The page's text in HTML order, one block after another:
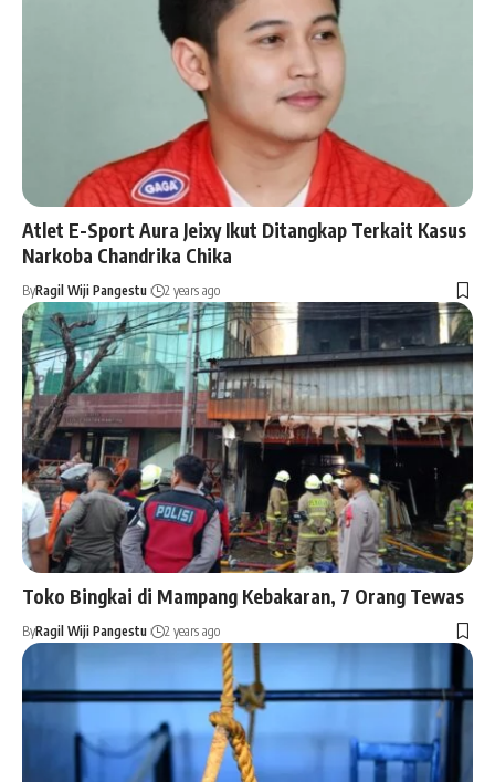
Atlet E-Sport Aura Jeixy Ikut Ditangkap Terkait Kasus
Narkoba Chandrika Chika
ByRagil Wiji Pangestu 2 years ago
Toko Bingkai di Mampang Kebakaran, 7 Orang Tewas
ByRagil Wiji Pangestu 2 years ago